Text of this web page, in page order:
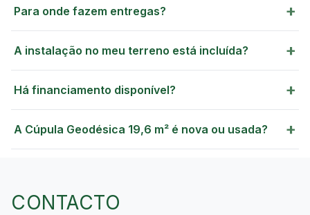
GREEN VILLAGE
Para onde fazem entregas? +
A instalação no meu terreno está incluída? +
Há financiamento disponível? +
A Cúpula Geodésica 19,6 m² é nova ou usada? +
CONTACTO